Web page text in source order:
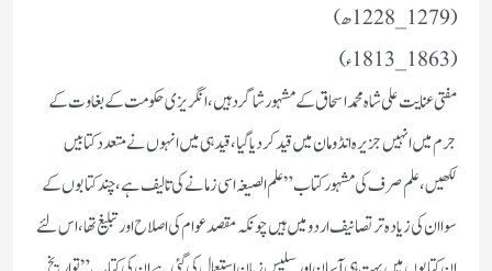
(1279_1228ھ)
(1863_1813ء)
مفتی عنایت علی شاہ محمد اسحاق کے مشہور شاگرد ہیں، انگریزی حکومت کے بغاوت کے
جرم میں انہیں جزیرہ انڈومان میں قید کر دیا گیا، قید ہی میں انہوں نے متعدد کتابیں
لکھیں، علم صرف کی مشہور کتاب ”علم الصیغہ اسی زمانے کی تالیف ہے، چند کتابوں کے
سوا ان کی زیادہ تر تصانیف اردو میں ہیں چونکہ مقصد عوام کی اصلاح اور تبلیغ تھا،اس لئے